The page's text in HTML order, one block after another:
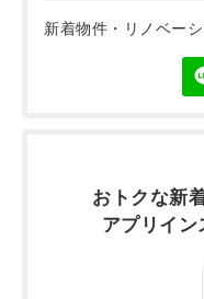
新着物件・リノベー
おトクな新
アプリイン